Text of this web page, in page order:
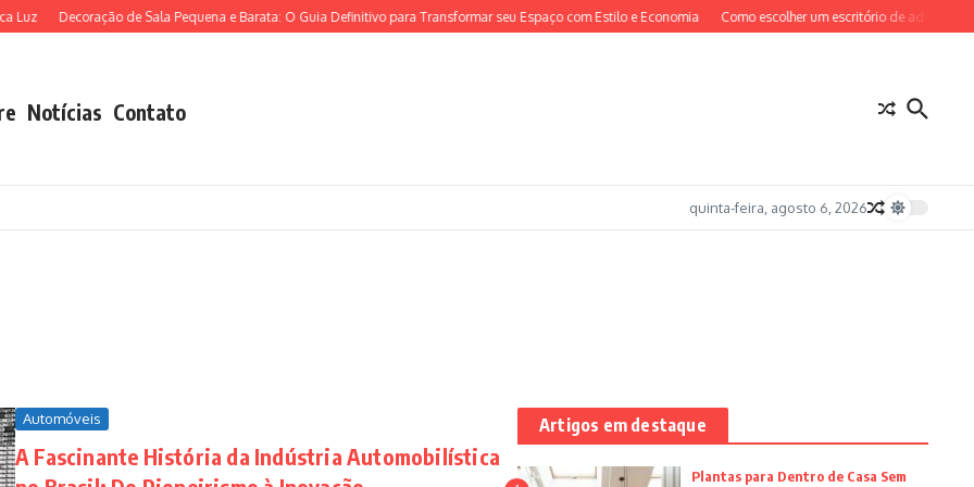
Decoração de Sala Pequena e Barata: O Guia Definitivo para Transformar seu Espaço com Estilo e Economia Como escolher um escritório de advocacia em
Notícias Contato
quinta-feira, agosto 6, 2026
Automóveis
A Fascinante História da Indústria Automobilística
Artigos em destaque
Plantas para Dentro de Casa Sem